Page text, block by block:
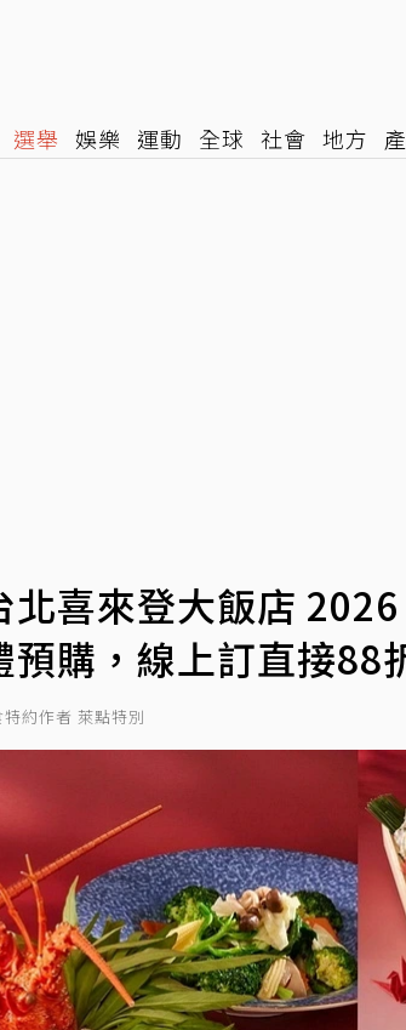
選舉 娛樂 運動 全球 社會 地方
喜來登大飯店
購，線上訂直接88
約作者 萊點特別